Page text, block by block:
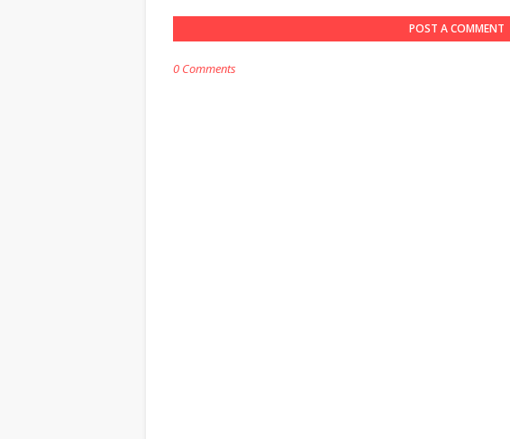
POST A COMMENT
0 Comments